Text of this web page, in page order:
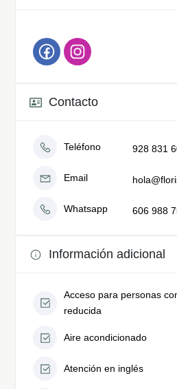
Contacto
Teléfono 928 831
Email
Whatsapp 606 988
Información adicional
Acceso para personas
reducida
Aire acondicionado
Atención en inglés